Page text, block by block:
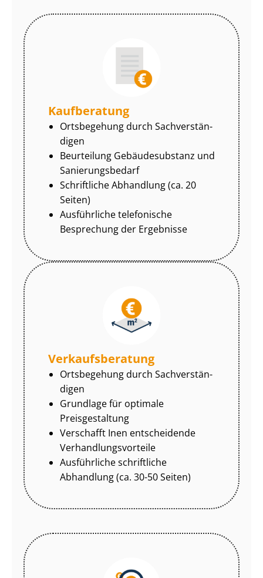
Kaufberatung
Ortsbegehung durch Sach­ver­stän­
di­gen
Beurteilung Gebäudesubstanz und
Sa­nie­rungs­be­darf
Schriftliche Abhandlung (ca. 20
Seiten)
Ausführliche telefonische
Besprechung der Ergebnisse
Ver­kaufs­be­ra­tung
Ortsbegehung durch Sach­ver­stän­
di­gen
Grundlage für optimale
Preisgestaltung
Verschafft Inen entscheidende
Ver­hand­lungs­vor­tei­le
Ausführliche schriftliche
Abhandlung (ca. 30-50 Seiten)